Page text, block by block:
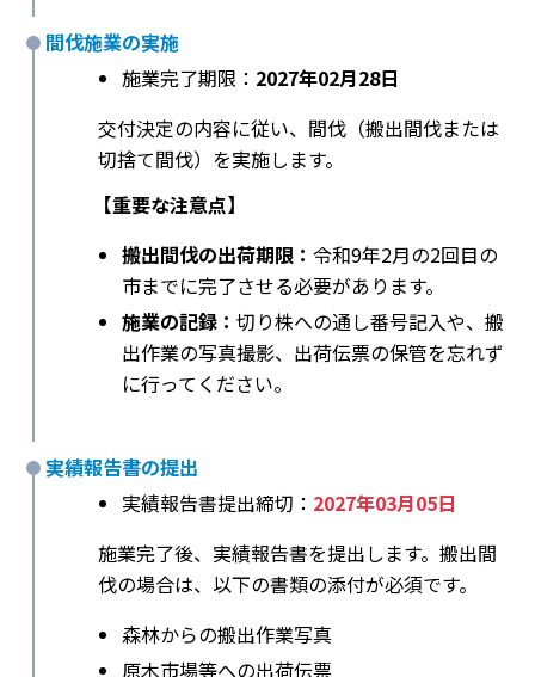
間伐施業の実施
施業完了期限： 2027年02月28日
交付決定の内容に従い、間伐（搬出間伐または
切捨て間伐）を実施します。
【重要な注意点】
搬出間伐の出荷期限： 令和9年2月の2回目の
市までに完了させる必要があります。
施業の記録： 切り株への通し番号記入や、搬
出作業の写真撮影、出荷伝票の保管を忘れず
に行ってください。
実績報告書の提出
実績報告書提出締切： 2027年03月05日
施業完了後、実績報告書を提出します。搬出間
伐の場合は、以下の書類の添付が必須です。
森林からの搬出作業写真
原木市場等への出荷伝票